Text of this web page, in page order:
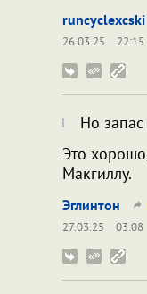
runcyclexcski
26.03.25
22:15
Но
Это
Макгиллу.
Эглинтон
27.03.25
03:08